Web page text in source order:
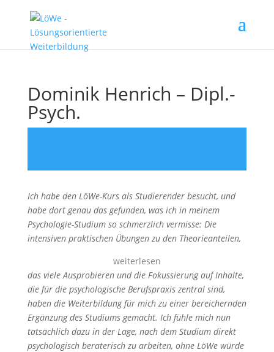
Dominik Henrich – Dipl.-
Psych.
Ich habe den LöWe-Kurs als Studierender besucht, und
habe dort genau das gefunden, was ich in meinem
Psychologie-Studium so schmerzlich vermisse: Die
intensiven praktischen Übungen zu den Theorieanteilen,
weiterlesen
das viele Ausprobieren und die Fokussierung auf Inhalte,
die für die psychologische Berufspraxis zentral sind,
haben die Weiterbildung für mich zu einer bereichernden
Ergänzung des Studiums gemacht. Ich fühle mich nun
tatsächlich dazu in der Lage, nach dem Studium direkt
psychologisch beraterisch zu arbeiten, ohne LöWe würde